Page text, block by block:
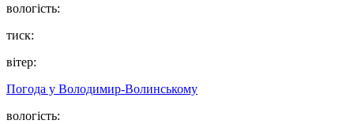
вологість:
тиск:
вітер:
Погода у Володимир-Волинському
вологість: